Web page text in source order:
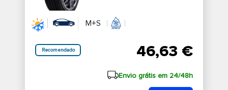
M+S
Recomendado 46,63 €
Envio grátis em 24/48h